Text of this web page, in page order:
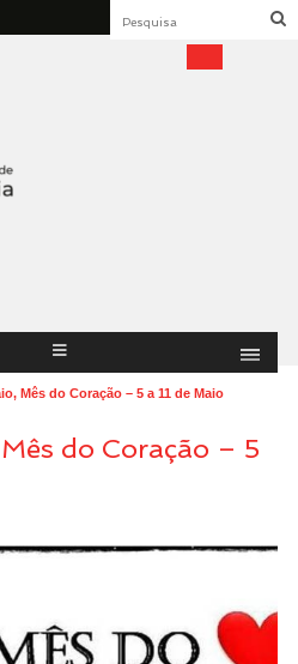
Portuguesa
Mês do Coração – 5 a 11 de Maio
do Coração – 5